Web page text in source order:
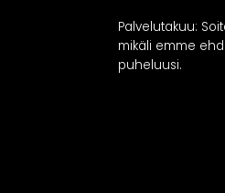
Palvelutakuu:
mikäli emme
puheluusi.